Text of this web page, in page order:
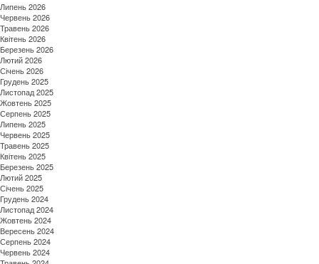
Липень 2026
Червень 2026
Травень 2026
Квітень 2026
Березень 2026
Лютий 2026
Січень 2026
Грудень 2025
Листопад 2025
Жовтень 2025
Серпень 2025
Липень 2025
Червень 2025
Травень 2025
Квітень 2025
Березень 2025
Лютий 2025
Січень 2025
Грудень 2024
Листопад 2024
Жовтень 2024
Вересень 2024
Серпень 2024
Червень 2024